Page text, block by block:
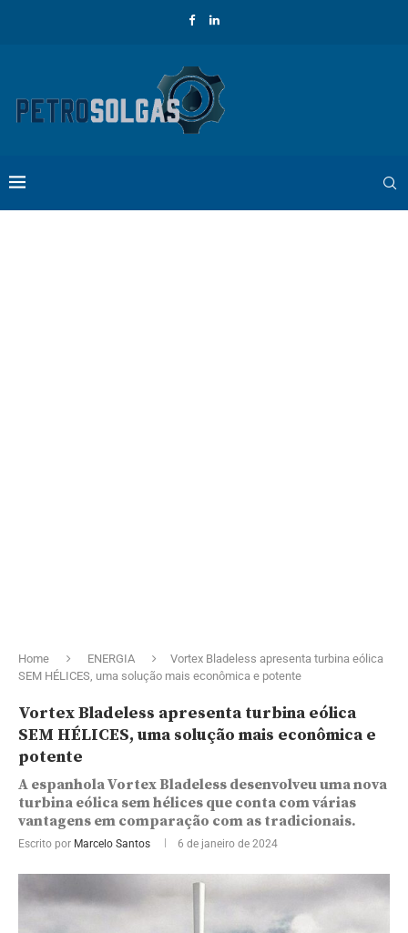
Home ENERGIA
Vortex Bladeless apresenta turbina eólica
SEM HÉLICES, uma solução mais econômica e potente
Vortex Bladeless apresenta turbina eólica
SEM HÉLICES, uma solução mais econômica e
potente
A espanhola Vortex Bladeless desenvolveu uma nova
turbina eólica sem hélices que conta com várias
vantagens em comparação com as tradicionais.
Escrito por Marcelo Santos 6 de janeiro de 2024